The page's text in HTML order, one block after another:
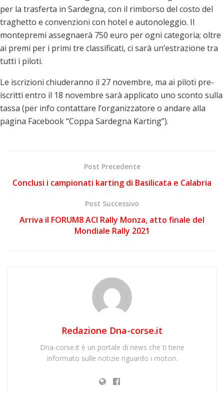
per la trasferta in Sardegna, con il rimborso del costo del
traghetto e convenzioni con hotel e autonoleggio. Il
montepremi assegnaerà 750 euro per ogni categoria; oltre
ai premi per i primi tre classificati, ci sarà un’estrazione tra
tutti i piloti.
Le iscrizioni chiuderanno il 27 novembre, ma ai piloti pre-
iscritti entro il 18 novembre sarà applicato uno sconto sulla
tassa (per info contattare l’organizzatore o andare alla
pagina Facebook “Coppa Sardegna Karting”).
Post Precedente
Conclusi i campionati karting di Basilicata e Calabria
Post Successivo
Arriva il FORUM8 ACI Rally Monza, atto finale del
Mondiale Rally 2021
Redazione Dna-corse.it
Dna-corse.it è un portale di news che ti tiene
informato sulle notizie riguardo i motori.